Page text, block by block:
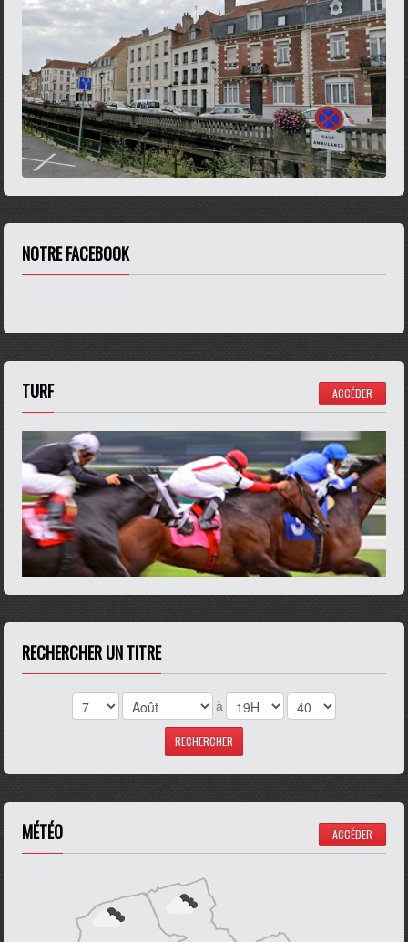
NOTRE FACEBOOK
TURF ACCÉDER
RECHERCHER UN TITRE
à
MÉTÉO ACCÉDER